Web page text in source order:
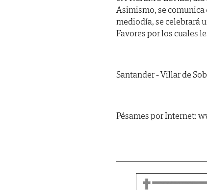
Asimismo, se comunica
mediodía, se celebrará
Favores por los cuales
Santander - Villar de
Pésames por Internet: